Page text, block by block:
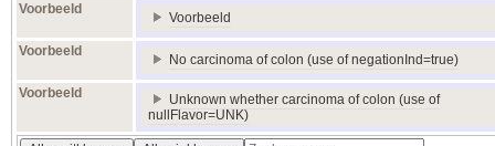
Voorbeeld
Voorbeeld
Voorbeeld
No carcinoma of colon (use of negationInd=true)
Voorbeeld
Unknown whether carcinoma of colon (use of
nullFlavor=UNK)